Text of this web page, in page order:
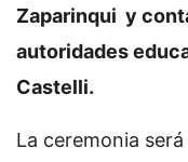
Zaparinqui y
autoridades
Castelli.
La ceremonia